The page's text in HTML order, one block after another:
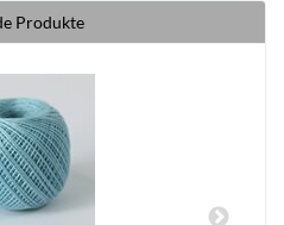
Produkte